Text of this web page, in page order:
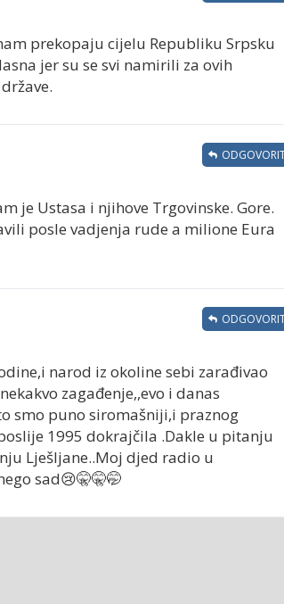
prekopaju cijelu Republiku Srpsku
jer su se svi namirili za ovih
je Ustasa i njihove Trgovinske. Gore.
posle vadjenja rude a milione Eura
narod iz okoline sebi zarađivao
zagađenje,,evo i danas
smo puno siromašniji,i praznog
1995 dokrajčila .Dakle u pitanju
Lješljane..Moj djed radio u
sad😢🤫🤫🤭